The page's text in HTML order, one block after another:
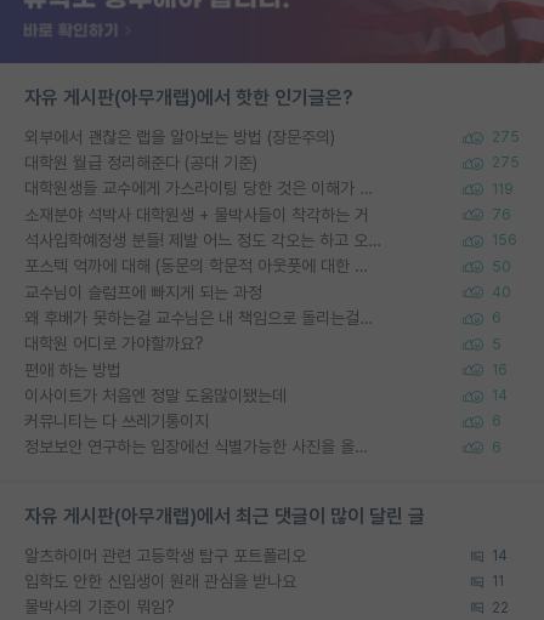
자유 게시판(아무개랩)에서 핫한 인기글은?
외부에서 괜찮은 랩을 알아보는 방법 (장문주의) 275
대학원 월급 정리해준다 (공대 기준) 275
대학원생들 교수에게 가스라이팅 당한 것은 이해가 갑니다. 안타깝네요. 119
소재분야 석박사 대학원생 + 물박사들이 착각하는 거 76
석사입학예정생 분들! 제발 어느 정도 각오는 하고 오세요. 156
포스텍 억까에 대해 (동문의 학문적 아웃풋에 대한 반박) 50
교수님이 슬럼프에 빠지게 되는 과정 40
왜 후배가 못하는걸 교수님은 내 책임으로 돌리는걸까요? 6
대학원 어디로 가야할까요? 5
편애 하는 방법 16
이사이트가 처음엔 정말 도움많이됐는데 14
커뮤니티는 다 쓰레기통이지 6
정보보안 연구하는 입장에선 식별가능한 사진을 올리는건 비추이긴함 6
자유 게시판(아무개랩)에서 최근 댓글이 많이 달린 글
알츠하이머 관련 고등학생 탐구 포트폴리오 14
입학도 안한 신입생이 원래 관심을 받나요 11
물박사의 기준이 뭐임? 22